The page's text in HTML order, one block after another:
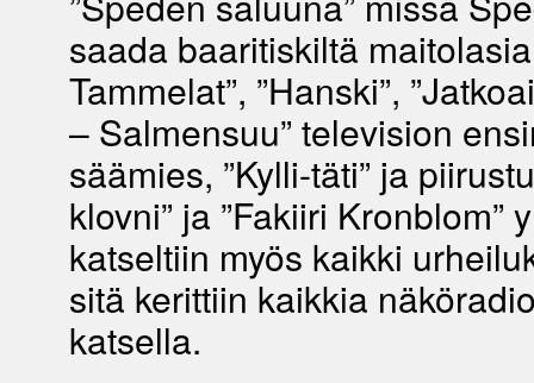
saada baaritiskiltä
Tammelat”, ”Hanski”,
– Salmensuu” television
säämies, ”Kylli-täti” ja
klovni” ja ”Fakiiri Kronblom”
katseltiin myös kaikki
sitä kerittiin kaikkia
katsella.